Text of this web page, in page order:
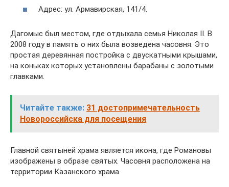
Адрес: ул. Армавирская, 141/4.
Дагомыс был местом, где отдыхала семья Николая II. В
2008 году в память о них была возведена часовня. Это
простая деревянная постройка с двускатными крышами,
на коньках которых установлены барабаны с золотыми
главками.
Читайте также: 31 достопримечательность
Новороссийска для посещения
Главной святыней храма является икона, где Романовы
изображены в образе святых. Часовня расположена на
территории Казанского храма.